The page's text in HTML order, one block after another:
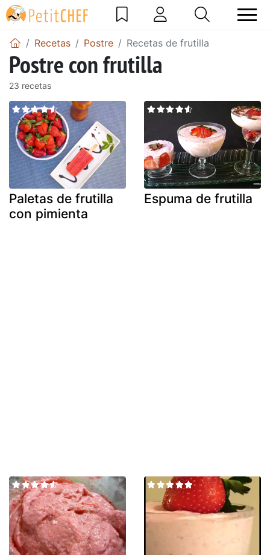
Recetas Postre Recetas de frutilla
Postre con frutilla
23 recetas
Paletas de frutilla
con pimienta
Espuma de frutilla